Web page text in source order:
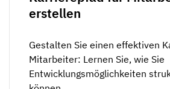
erstellen
Gestalten Sie einen effektiven
Mitarbeiter: Lernen Sie, wie Sie
Entwicklungsmöglichkeiten